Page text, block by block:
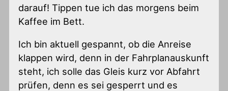
darauf! Tippen tue ich das morgens beim
Kaffee im Bett.
Ich bin aktuell gespannt, ob die Anreise
klappen wird, denn in der Fahrplanauskunft
steht, ich solle das Gleis kurz vor Abfahrt
prüfen, denn es sei gesperrt und es